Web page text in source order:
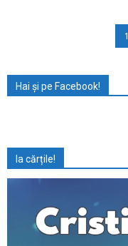
1
Hai și pe Facebook!
Ia cărțile!